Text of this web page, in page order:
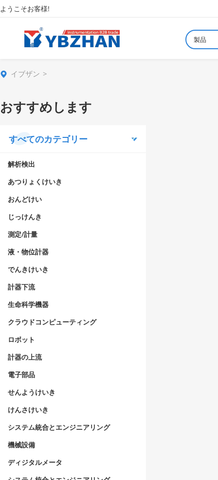
ようこそお客様!
製品
イブザン
おすすめします
すべてのカテゴリー
解析検出
あつりょくけいき
おんどけい
じっけんき
測定/計量
液・物位計器
でんきけいき
計器下流
生命科学機器
クラウドコンピューティング
ロボット
計器の上流
電子部品
せんようけいき
けんさけいき
システム統合とエンジニアリング
機械設備
ディジタルメータ